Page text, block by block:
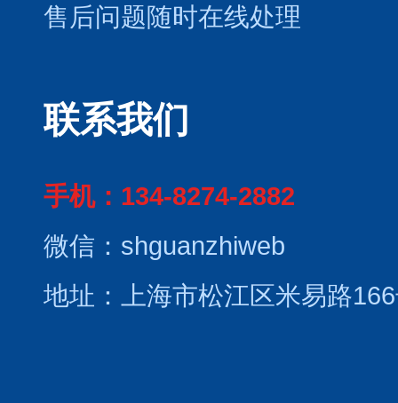
售后问题随时在线处理
联系我们
手机：134-8274-2882
微信：shguanzhiweb
地址：上海市松江区米易路